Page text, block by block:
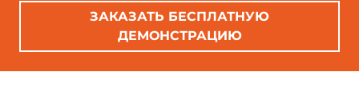
ЗАКАЗАТЬ БЕСПЛАТНУЮ
ДЕМОНСТРАЦИЮ